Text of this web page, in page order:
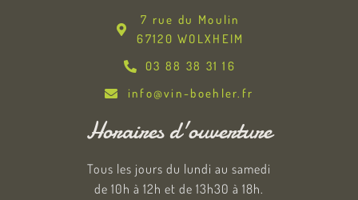
7 rue du Moulin
67120 WOLXHEIM
03 88 38 31 16
info@vin-boehler.fr
Horaires d'ouverture
Tous les jours du lundi au samedi
de 10h à 12h et de 13h30 à 18h.